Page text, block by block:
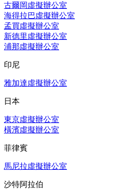
古爾岡虛擬辦公室
海得拉巴虛擬辦公室
孟買虛擬辦公室
新德里虛擬辦公室
浦那虛擬辦公室
印尼
雅加達虛擬辦公室
日本
東京虛擬辦公室
橫濱虛擬辦公室
菲律賓
馬尼拉虛擬辦公室
沙特阿拉伯